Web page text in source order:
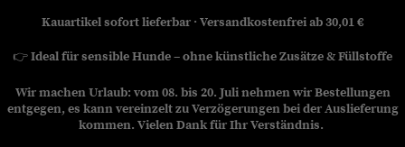
Kauartikel sofort lieferbar · Versandkostenfrei ab 30,01 €
👉Ideal für sensible Hunde – ohne künstliche Zusätze & Füllstoffe
Wir machen Urlaub: vom 08. bis 20. Juli nehmen wir Bestellungen
entgegen, es kann vereinzelt zu Verzögerungen bei der Auslieferung
kommen. Vielen Dank für Ihr Verständnis.